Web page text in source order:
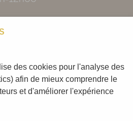
légales
des cookies pour l'analyse des
afin de mieux comprendre le
et d'améliorer l'expérience